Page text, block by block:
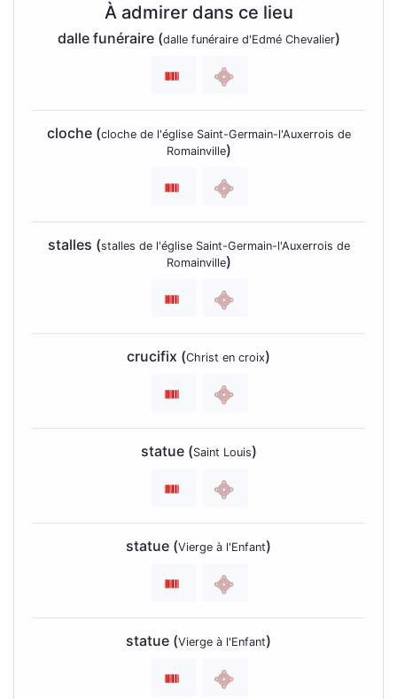
À admirer dans ce lieu
dalle funéraire (dalle funéraire d'Edmé Chevalier)
cloche (cloche de l'église Saint-Germain-l'Auxerrois de
Romainville)
stalles (stalles de l'église Saint-Germain-l'Auxerrois de
Romainville)
crucifix (Christ en croix)
statue (Saint Louis)
statue (Vierge à l'Enfant)
statue (Vierge à l'Enfant)